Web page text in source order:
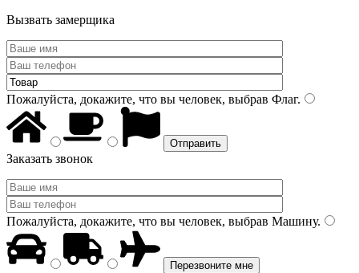
Вызвать замерщика
Пожалуйста, докажите, что вы человек, выбрав Флаг.
Заказать звонок
Пожалуйста, докажите, что вы человек, выбрав Машину.